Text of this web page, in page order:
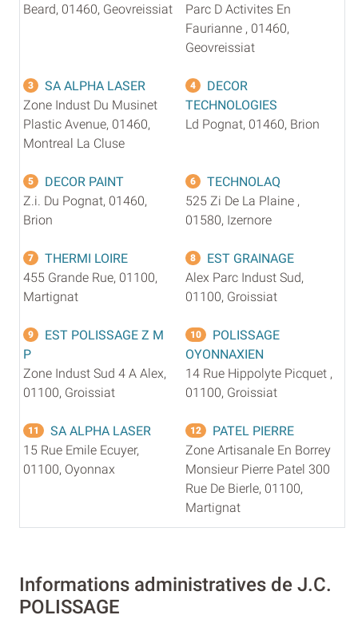
Beard, 01460, Geovreissiat
Parc D Activites En
Faurianne , 01460,
Geovreissiat
3
SA ALPHA LASER
Zone Indust Du Musinet
Plastic Avenue, 01460,
Montreal La Cluse
4
DECOR
TECHNOLOGIES
Ld Pognat, 01460, Brion
5
DECOR PAINT
Z.i. Du Pognat, 01460,
Brion
6
TECHNOLAQ
525 Zi De La Plaine ,
01580, Izernore
7
THERMI LOIRE
455 Grande Rue, 01100,
Martignat
8
EST GRAINAGE
Alex Parc Indust Sud,
01100, Groissiat
9
EST POLISSAGE Z M
P
Zone Indust Sud 4 A Alex,
01100, Groissiat
10
POLISSAGE
OYONNAXIEN
14 Rue Hippolyte Picquet ,
01100, Groissiat
11
SA ALPHA LASER
15 Rue Emile Ecuyer,
01100, Oyonnax
12
PATEL PIERRE
Zone Artisanale En Borrey
Monsieur Pierre Patel 300
Rue De Bierle, 01100,
Martignat
Informations administratives de J.C.
POLISSAGE